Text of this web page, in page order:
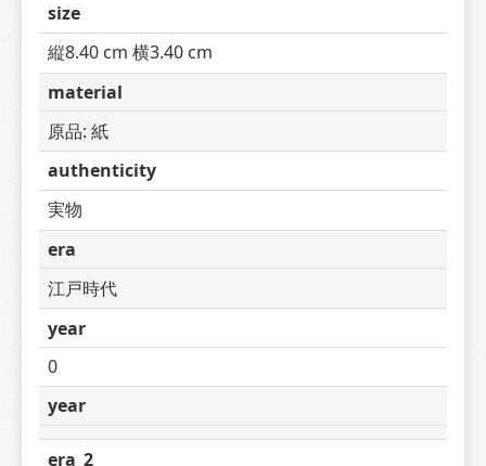
size
縦8.40 cm 横3.40 cm
material
原品: 紙
authenticity
実物
era
江戸時代
year
0
year
era_2